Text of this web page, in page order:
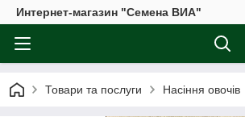
Интернет-магазин "Семена ВИА"
Товари та послуги Насіння овочів